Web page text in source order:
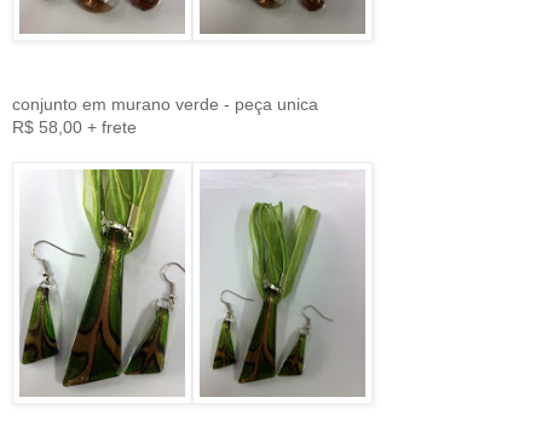
conjunto em murano verde - peça unica
R$ 58,00 + frete